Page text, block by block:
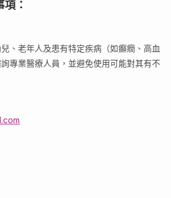
：
、老年人及患有特定疾病（如癲癇、高血
專業醫療人員，並避免使用可能對其有不